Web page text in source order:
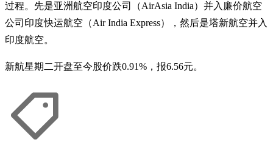
过程。先是亚洲航空印度公司（AirAsia India）并入廉价航空
公司印度快运航空（Air India Express），然后是塔新航空并入
印度航空。
新航星期二开盘至今股价跌0.91%，报6.56元。